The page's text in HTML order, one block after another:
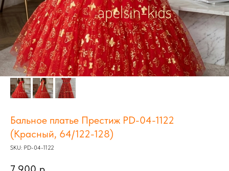
Бальное платье Престиж PD-04-1122
(Красный, 64/122-128)
SKU: PD-04-1122